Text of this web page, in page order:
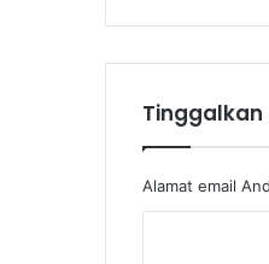
Tinggalkan
Alamat email